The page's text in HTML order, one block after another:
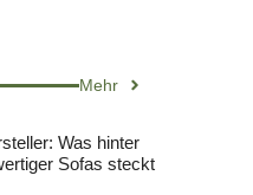
Mehr
Was hinter
Sofas steckt